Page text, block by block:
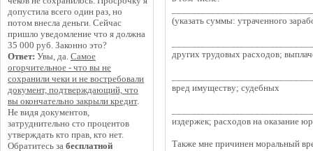
допустила всего один раз, но
потом внесла деньги. Сейчас
пришло уведомление что я должна
35 000 руб. Законно это?
Ответ: Увы, да. Самое
огорчительное - что вы не
сохранили чеки и не востребовали
документ, подтверждающий, что
вы окончательно закрыли кредит.
Не видя документов,
затруднительно сто процентов
утверждать кто прав, кто нет.
Обратитесь за бесплатной
(указать суммы: утраченного
других трудовых расходов;
вред имуществу; судебных
издержек; расходов на оказание
Также мне причинен моральный